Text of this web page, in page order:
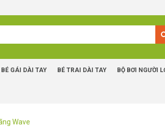
BÉ GÁI DÀI TAY BÉ TRAI DÀI TAY BỘ BƠI NGƯỜI
Wave